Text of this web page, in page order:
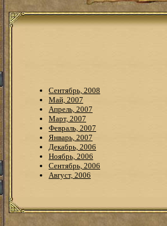
Сентябрь, 2008
Май, 2007
Апрель, 2007
Март, 2007
Февраль, 2007
Январь, 2007
Декабрь, 2006
Ноябрь, 2006
Сентябрь, 2006
Август, 2006